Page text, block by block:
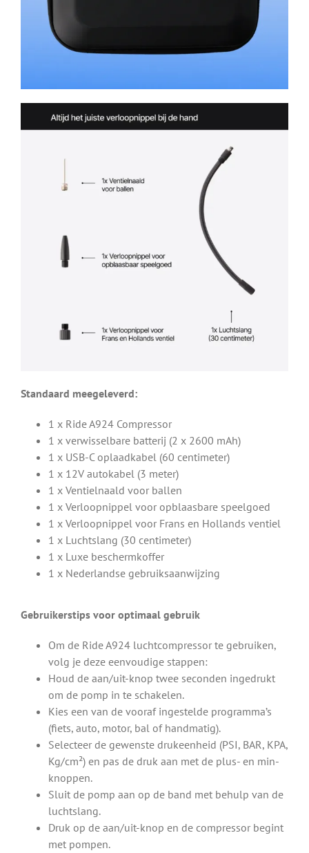
Standaard meegeleverd:
1 x Ride A924 Compressor
1 x verwisselbare batterij (2 x 2600 mAh)
1 x USB-C oplaadkabel (60 centimeter)
1 x 12V autokabel (3 meter)
1 x Ventielnaald voor ballen
1 x Verloopnippel voor opblaasbare speelgoed
1 x Verloopnippel voor Frans en Hollands ventiel
1 x Luchtslang (30 centimeter)
1 x Luxe beschermkoffer
1 x Nederlandse gebruiksaanwijzing
Gebruikerstips voor optimaal gebruik
Om de Ride A924 luchtcompressor te gebruiken,
volg je deze eenvoudige stappen:
Houd de aan/uit-knop twee seconden ingedrukt
om de pomp in te schakelen.
Kies een van de vooraf ingestelde programma’s
(fiets, auto, motor, bal of handmatig).
Selecteer de gewenste drukeenheid (PSI, BAR, KPA,
Kg/cm²) en pas de druk aan met de plus- en min-
knoppen.
Sluit de pomp aan op de band met behulp van de
luchtslang.
Druk op de aan/uit-knop en de compressor begint
met pompen.